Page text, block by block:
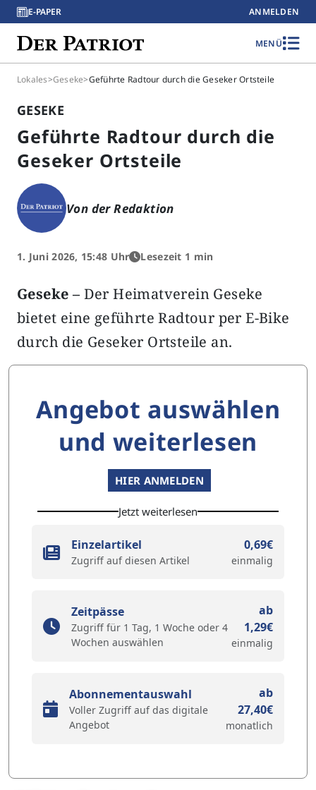
E-PAPER ANMELDEN
MENÜ
Lokales>Geseke>Geführte Radtour durch die Geseker Ortsteile
GESEKE
Geführte Radtour durch die
Geseker Ortsteile
Von der Redaktion
1. Juni 2026, 15:48 Uhr Lesezeit 1 min
Geseke – Der Heimatverein Geseke
bietet eine geführte Radtour per E-Bike
durch die Geseker Ortsteile an.
Angebot auswählen
und weiterlesen
HIER ANMELDEN
Jetzt weiterlesen
Einzelartikel
Zugriff auf diesen Artikel
0,69€
einmalig
Zeitpässe
Zugriff für 1 Tag, 1 Woche oder 4
Wochen auswählen
ab
1,29€
einmalig
Abonnementauswahl
Voller Zugriff auf das digitale
Angebot
ab
27,40€
monatlich